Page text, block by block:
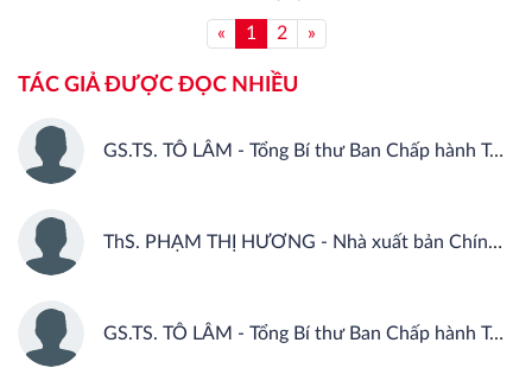
« 1 2 »
TÁC GIẢ ĐƯỢC ĐỌC NHIỀU
GS.TS. TÔ LÂM - Tổng Bí thư Ban Chấp hành Trung ương Đảng Cộng sản Việt Nam
ThS. PHẠM THỊ HƯƠNG - Nhà xuất bản Chính trị quốc gia Sự thật
GS.TS. TÔ LÂM - Tổng Bí thư Ban Chấp hành Trung ương Đảng Cộng sản Việt Nam